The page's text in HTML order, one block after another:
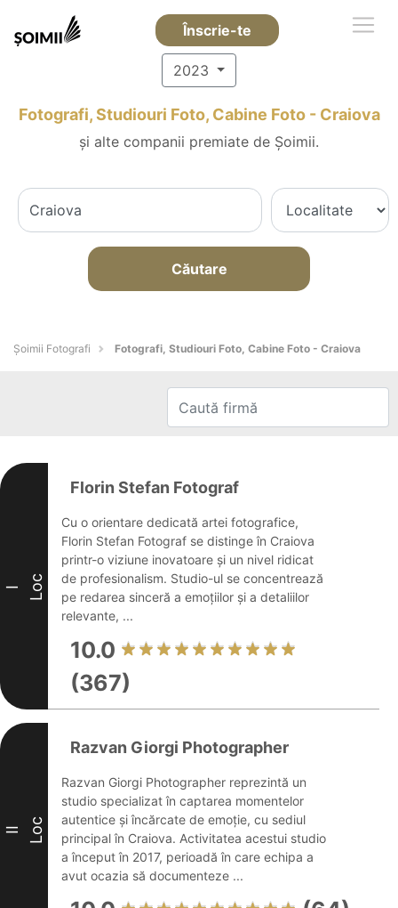
Înscrie-te
2023
Fotografi, Studiouri Foto, Cabine Foto - Craiova
și alte companii premiate de Șoimii.
Căutare
Șoimii Fotografi Fotografi, Studiouri Foto, Cabine Foto - Craiova
I Loc
Florin Stefan Fotograf
Cu o orientare dedicată artei fotografice,
Florin Stefan Fotograf se distinge în Craiova
printr-o viziune inovatoare și un nivel ridicat
de profesionalism. Studio-ul se concentrează
pe redarea sinceră a emoțiilor și a detaliilor
relevante, ...
10.0
(367)
II Loc
Razvan Giorgi Photographer
Razvan Giorgi Photographer reprezintă un
studio specializat în captarea momentelor
autentice și încărcate de emoție, cu sediul
principal în Craiova. Activitatea acestui studio
a început în 2017, perioadă în care echipa a
avut ocazia să documenteze ...